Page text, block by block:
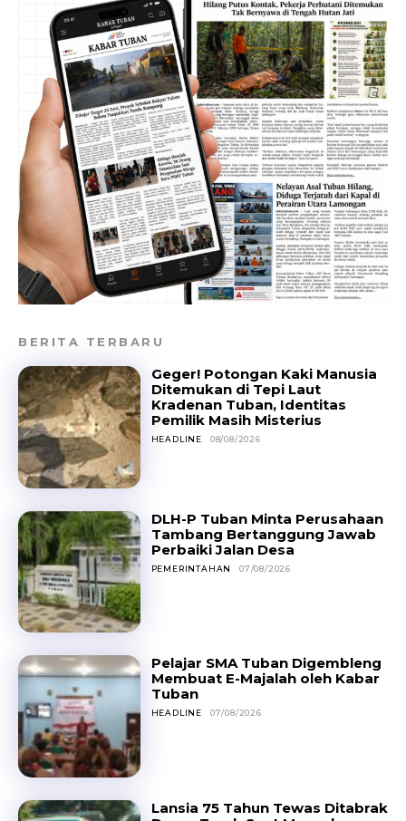
BERITA TERBARU
Geger! Potongan Kaki Manusia
Ditemukan di Tepi Laut
Kradenan Tuban, Identitas
Pemilik Masih Misterius
HEADLINE 08/08/2026
DLH-P Tuban Minta Perusahaan
Tambang Bertanggung Jawab
Perbaiki Jalan Desa
PEMERINTAHAN 07/08/2026
Pelajar SMA Tuban Digembleng
Membuat E-Majalah oleh Kabar
Tuban
HEADLINE 07/08/2026
Lansia 75 Tahun Tewas Ditabrak